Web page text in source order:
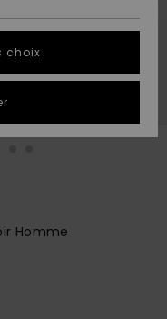
Homme
choix